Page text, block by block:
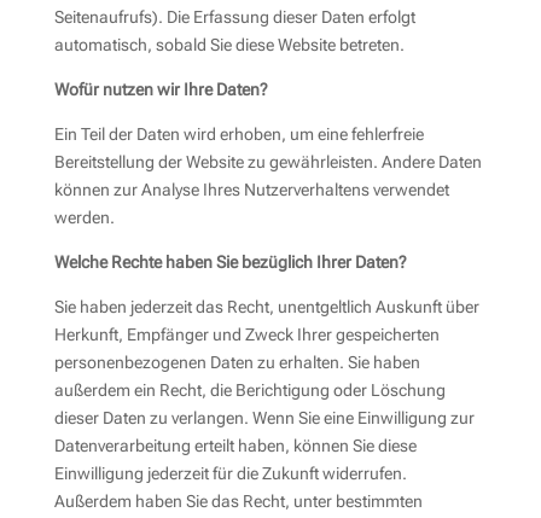
Seitenaufrufs). Die Erfassung dieser Daten erfolgt
automatisch, sobald Sie diese Website betreten.
Wofür nutzen wir Ihre Daten?
Ein Teil der Daten wird erhoben, um eine fehlerfreie
Bereitstellung der Website zu gewährleisten. Andere Daten
können zur Analyse Ihres Nutzerverhaltens verwendet
werden.
Welche Rechte haben Sie bezüglich Ihrer Daten?
Sie haben jederzeit das Recht, unentgeltlich Auskunft über
Herkunft, Empfänger und Zweck Ihrer gespeicherten
personenbezogenen Daten zu erhalten. Sie haben
außerdem ein Recht, die Berichtigung oder Löschung
dieser Daten zu verlangen. Wenn Sie eine Einwilligung zur
Datenverarbeitung erteilt haben, können Sie diese
Einwilligung jederzeit für die Zukunft widerrufen.
Außerdem haben Sie das Recht, unter bestimmten